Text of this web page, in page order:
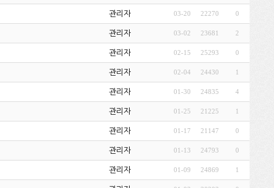
관리자 03-20 22270 0
관리자 03-02 23681 2
관리자 02-15 25293 0
관리자 02-04 24430 1
관리자 01-30 24835 4
관리자 01-25 21225 1
관리자 01-17 21147 0
관리자 01-13 24793 0
관리자 01-09 24869 1